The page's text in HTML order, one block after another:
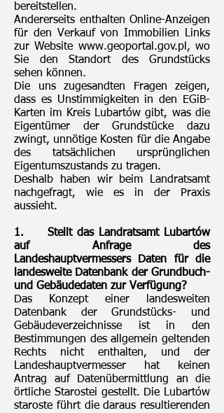
bereitstellen.
Andererseits enthalten Online-Anzeigen
für den Verkauf von Immobilien Links
zur Website www.geoportal.gov.pl , wo
Sie den Standort des Grundstücks
sehen können.
Die uns zugesandten Fragen zeigen,
dass es Unstimmigkeiten in den EGiB-
Karten im Kreis Lubartów gibt, was die
Eigentümer der Grundstücke dazu
zwingt, unnötige Kosten für die Angabe
des tatsächlichen ursprünglichen
Eigentumszustands zu tragen.
Deshalb haben wir beim Landratsamt
nachgefragt, wie es in der Praxis
aussieht.
1.
Stellt das Landratsamt Lubartów
auf Anfrage des
Landeshauptvermessers Daten für die
landesweite Datenbank der Grundbuch-
und Gebäudedaten zur Verfügung?
Das Konzept einer landesweiten
Datenbank der Grundstücks- und
Gebäudeverzeichnisse ist in den
Bestimmungen des allgemein geltenden
Rechts nicht enthalten, und der
Landeshauptvermesser hat keinen
Antrag auf Datenübermittlung an die
örtliche Starostei gestellt. Die Lubartów
staroste führt die daraus resultierenden